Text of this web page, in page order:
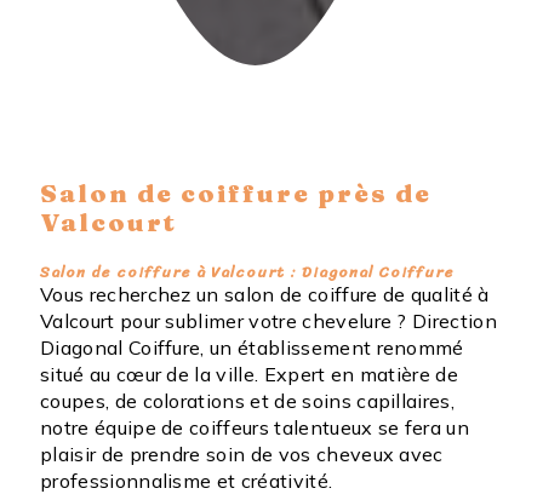
Salon de coiffure près de
Valcourt
Salon de coiffure à Valcourt : Diagonal Coiffure
Vous recherchez un salon de coiffure de qualité à
Valcourt pour sublimer votre chevelure ? Direction
Diagonal Coiffure, un établissement renommé
situé au cœur de la ville. Expert en matière de
coupes, de colorations et de soins capillaires,
notre équipe de coiffeurs talentueux se fera un
plaisir de prendre soin de vos cheveux avec
professionnalisme et créativité.